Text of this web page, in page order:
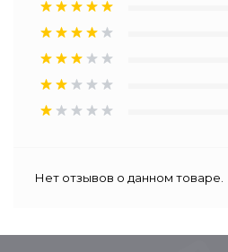
Нет отзывов о данном товаре.